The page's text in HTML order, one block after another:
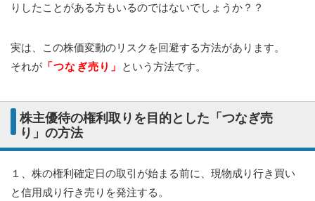
りしたことがある方もいるのではないでしょうか？？
実は、この株価変動のリスクを回避する方法があります。
それが 「つなぎ売り」 という方法です。
株主優待の権利取りを目的とした「つなぎ売
り」の方法
１、株の権利確定日の取引が始まる前に、現物成り行き買い
と信用成り行き売りを発注する。